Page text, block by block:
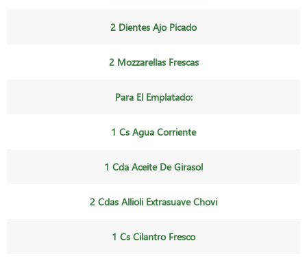
2 Dientes Ajo Picado
2 Mozzarellas Frescas
Para El Emplatado:
1 Cs Agua Corriente
1 Cda Aceite De Girasol
2 Cdas Allioli Extrasuave Chovi
1 Cs Cilantro Fresco